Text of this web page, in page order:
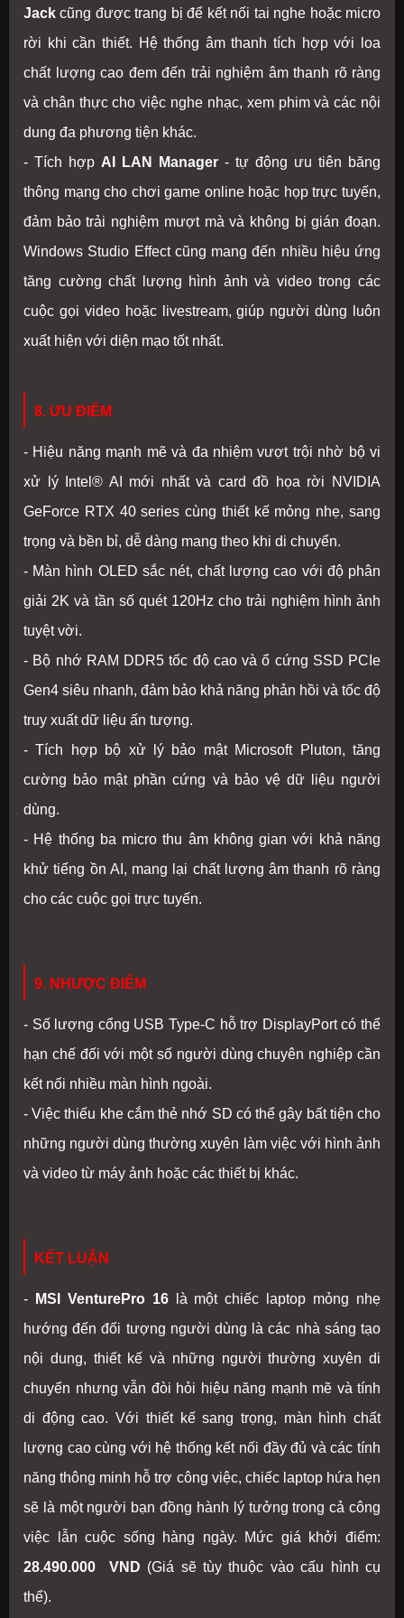
Jackcũng được trang bị để kết nối tai nghe hoặc micro
rời khi cần thiết. Hệ thống âm thanh tích hợp với loa
chất lượng cao đem đến trải nghiệm âm thanh rõ ràng
và chân thực cho việc nghe nhạc, xem phim và các nội
dung đa phương tiện khác.
- Tích hợp AI LAN Manager - tự động ưu tiên băng
thông mạng cho chơi game online hoặc họp trực tuyến,
đảm bảo trải nghiệm mượt mà và không bị gián đoạn.
Windows Studio Effect cũng mang đến nhiều hiệu ứng
tăng cường chất lượng hình ảnh và video trong các
cuộc gọi video hoặc livestream, giúp người dùng luôn
xuất hiện với diện mạo tốt nhất.
8. ƯU ĐIỂM
- Hiệu năng mạnh mẽ và đa nhiệm vượt trội nhờ bộ vi
xử lý Intel® AI mới nhất và card đồ họa rời NVIDIA
GeForce RTX 40 series cùng thiết kế mỏng nhẹ, sang
trọng và bền bỉ, dễ dàng mang theo khi di chuyển.
- Màn hình OLED sắc nét, chất lượng cao với độ phân
giải 2K và tần số quét 120Hz cho trải nghiệm hình ảnh
tuyệt vời.
- Bộ nhớ RAM DDR5 tốc độ cao và ổ cứng SSD PCIe
Gen4 siêu nhanh, đảm bảo khả năng phản hồi và tốc độ
truy xuất dữ liệu ấn tượng.
- Tích hợp bộ xử lý bảo mật Microsoft Pluton, tăng
cường bảo mật phần cứng và bảo vệ dữ liệu người
dùng.
- Hệ thống ba micro thu âm không gian với khả năng
khử tiếng ồn AI, mang lại chất lượng âm thanh rõ ràng
cho các cuộc gọi trực tuyến.
9. NHƯỢC ĐIỂM
- Số lượng cổng USB Type-C hỗ trợ DisplayPort có thể
hạn chế đối với một số người dùng chuyên nghiệp cần
kết nối nhiều màn hình ngoài.
- Việc thiếu khe cắm thẻ nhớ SD có thể gây bất tiện cho
những người dùng thường xuyên làm việc với hình ảnh
và video từ máy ảnh hoặc các thiết bị khác.
KẾT LUẬN
- MSI VenturePro 16là một chiếc laptop mỏng nhẹ
hướng đến đối tượng người dùng là các nhà sáng tạo
nội dung, thiết kế và những người thường xuyên di
chuyển nhưng vẫn đòi hỏi hiệu năng mạnh mẽ và tính
di động cao. Với thiết kế sang trọng, màn hình chất
lượng cao cùng với hệ thống kết nối đầy đủ và các tính
năng thông minh hỗ trợ công việc, chiếc laptop hứa hẹn
sẽ là một người bạn đồng hành lý tưởng trong cả công
việc lẫn cuộc sống hàng ngày. Mức giá khởi điểm:
28.490.000 VND (Giá sẽ tùy thuộc vào cấu hình cụ
thể).